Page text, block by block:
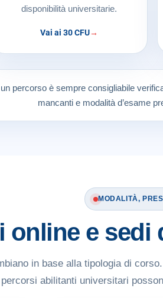
disponibilità universitarie.
Vai ai 30 CFU
percorso è sempre consigliabile
mancanti e modalità d’esame
MODALITÀ,
online e sedi
in base alla tipologia di
abilitanti universitari